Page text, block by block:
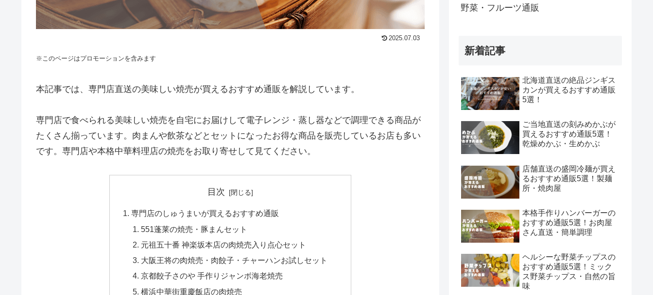
2025.07.03
※このページはプロモーションを含みます
本記事では、専門店直送の美味しい焼売が買えるおすすめ通販を解説しています。
専門店で食べられる美味しい焼売を自宅にお届けして電子レンジ・蒸し器などで調理できる商品が
たくさん揃っています。肉まんや飲茶などとセットになったお得な商品を販売しているお店も多い
です。専門店や本格中華料理店の焼売をお取り寄せして見てください。
目次
専門店のしゅうまいが買えるおすすめ通販
551蓬莱の焼売・豚まんセット
元祖五十番 神楽坂本店の肉焼売入り点心セット
大阪王将の肉焼売・肉餃子・チャーハンお試しセット
京都餃子さのや 手作りジャンボ海老焼売
横浜中華街重慶飯店の肉焼売
野菜・フルーツ通販
新着記事
北海道直送の絶品ジンギス
カンが買えるおすすめ通販
5選！
ご当地直送の刻みめかぶが
買えるおすすめ通販5選！
乾燥めかぶ・生めかぶ
店舗直送の盛岡冷麺が買え
るおすすめ通販5選！製麺
所・焼肉屋
本格手作りハンバーガーの
おすすめ通販5選！お肉屋
さん直送・簡単調理
ヘルシーな野菜チップスの
おすすめ通販5選！ミック
ス野菜チップス・自然の旨
味